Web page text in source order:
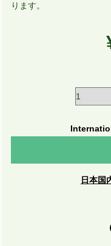
ります。
日本国